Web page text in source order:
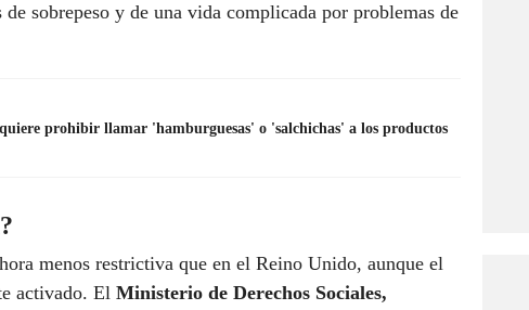
sobrepeso y de una vida complicada por problemas de
prohibir llamar 'hamburguesas' o 'salchichas' a los productos
menos restrictiva que en el Reino Unido, aunque el
activado. El Ministerio de Derechos Sociales,